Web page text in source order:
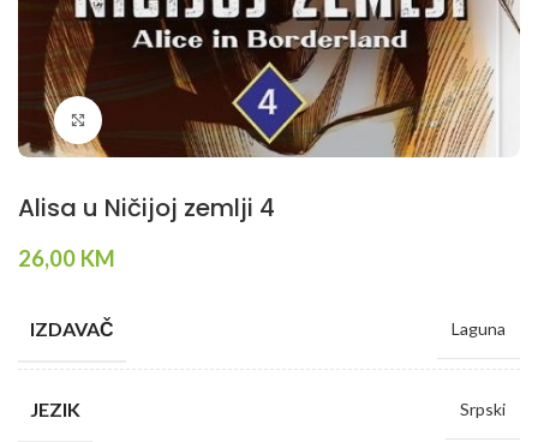
Klikni da povečaš
Alisa u Ničijoj zemlji 4
26,00 KM
IZDAVAČ Laguna
JEZIK Srpski